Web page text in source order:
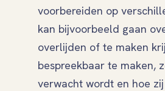
voorbereiden op
kan bijvoorbeeld gaan
overlijden of te maken
bespreekbaar te maken,
verwacht wordt en hoe